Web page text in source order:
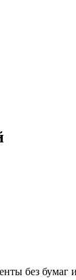
без бумаг